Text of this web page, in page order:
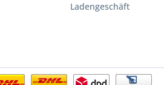
Ladengeschäft